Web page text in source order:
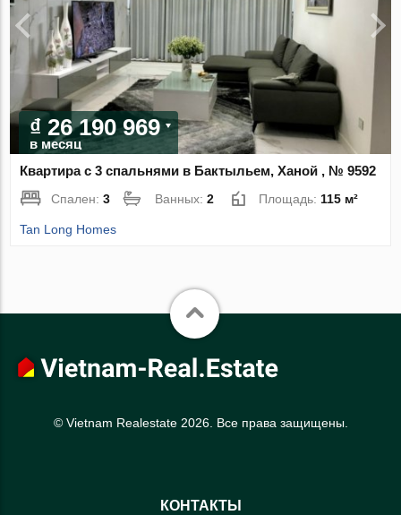
₫ 26 190 969
в месяц
Квартира с 3 спальнями в Бактыльем, Ханой , № 9592
Спален:3 Ванных:2 Площадь: 115 м²
Tan Long Homes
© Vietnam Realestate 2026. Все права защищены.
КОНТАКТЫ